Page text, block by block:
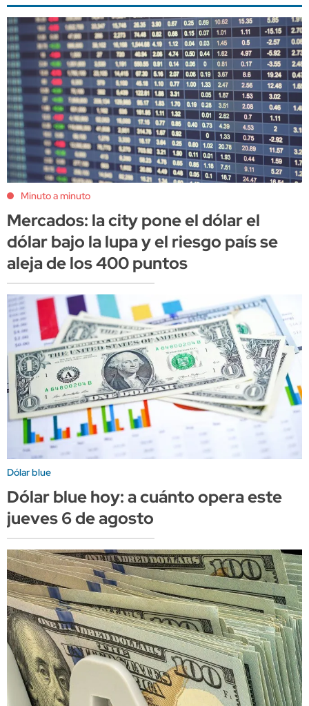
Minuto a minuto
Mercados: la city pone el dólar el
dólar bajo la lupa y el riesgo país se
aleja de los 400 puntos
Dólar blue
Dólar blue hoy: a cuánto opera este
jueves 6 de agosto